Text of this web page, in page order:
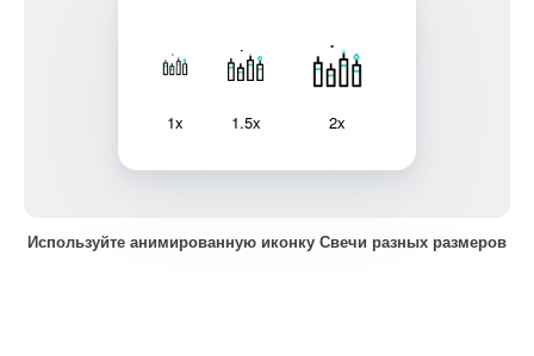
1x 1.5x 2x
Используйте анимированную иконку Свечи разных размеров